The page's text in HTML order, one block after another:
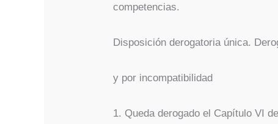
competencias.
Disposición derogatoria única.
y por incompatibilidad
1. Queda derogado el Capítulo VI